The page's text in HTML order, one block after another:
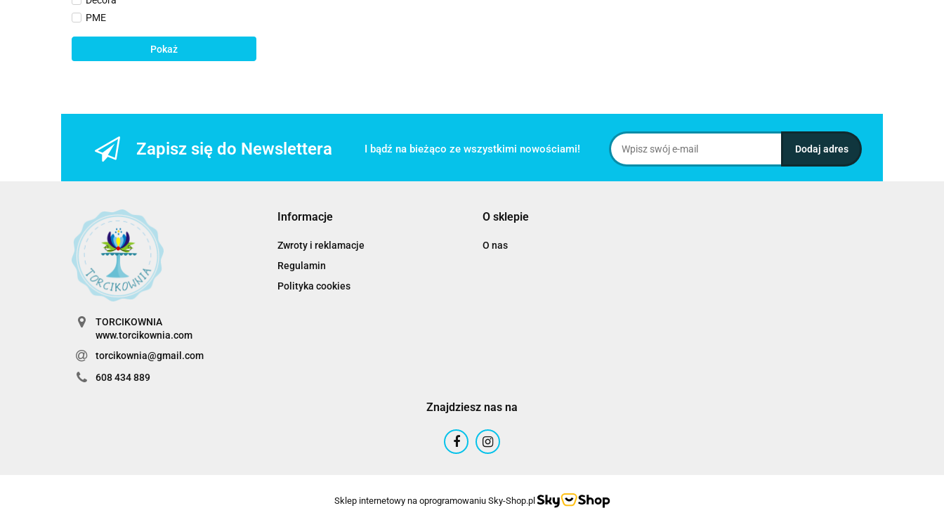
PME
Pokaż
Zapisz się do Newslettera I bądź na bieżąco ze wszystkimi nowościami!
TORCIKOWNIA
www.torcikownia.com
torcikownia@gmail.com
608 434 889
Informacje
Zwroty i reklamacje
Regulamin
Polityka cookies
O sklepie
O nas
Znajdziesz nas na
Sklep internetowy na oprogramowaniu Sky-Shop.pl